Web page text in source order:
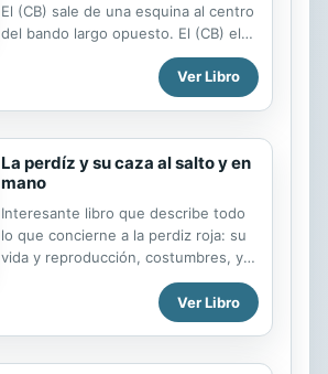
El (CB) sale de una esquina al centro
del bando largo opuesto. El (CB) el
va a la otra esquina. Esto hace que el
patrón (CB) parezca que viaja hacia
arriba y hacia abajo de una colina.
usar un patrón en "V" para mover la
bola en un patrón predecible. Este
patrón es una forma efectiva y
sencilla de comenzar con la bola de
señal en una esquina de la mesa y
viajar a la otra esquina en el bando
++++++++++++++++ Esta es una
extensa colección de problemas de
mesa comunes similares que
aparecen en los ...
Ver Libro
La perdíz y su caza al salto y en
mano
Interesante libro que describe todo
lo que concierne a la perdiz roja: su
vida y reproducción, costumbres, y
las maneras deportivas de cazarla.
Ver Libro